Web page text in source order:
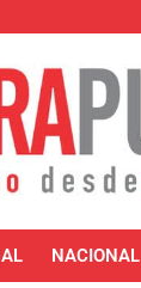
NACIONAL